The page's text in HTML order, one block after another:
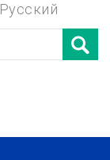
Русский